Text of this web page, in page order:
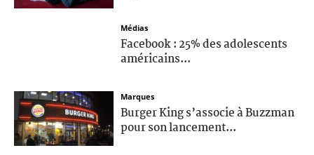
Médias
Facebook : 25% des adolescents
américains...
Marques
Burger King s’associe à Buzzman
pour son lancement...